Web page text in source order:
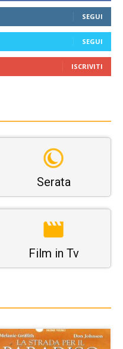
SEGUI
SEGUI
ISCRIVITI
Serata
Film in Tv